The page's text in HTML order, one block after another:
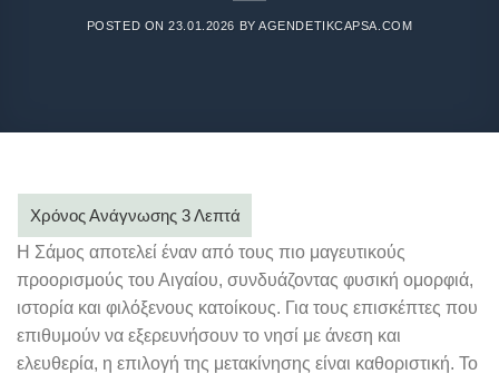
POSTED ON23.01.2026 BYAGENDETIKCAPSA.COM
Η Σάμος αποτελεί έναν από τους πιο μαγευτικούς
προορισμούς του Αιγαίου, συνδυάζοντας φυσική ομορφιά,
ιστορία και φιλόξενους κατοίκους. Για τους επισκέπτες που
επιθυμούν να εξερευνήσουν το νησί με άνεση και
ελευθερία, η επιλογή της μετακίνησης είναι καθοριστική. Το